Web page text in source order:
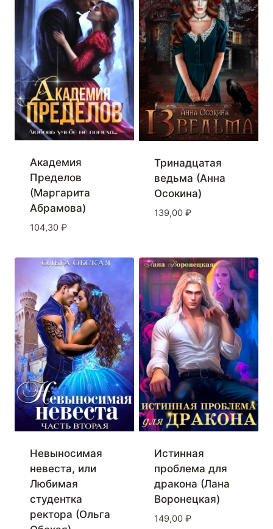
Академия
Пределов
(Маргарита
Абрамова)
104,30 ₽
Тринадцатая
ведьма (Анна
Осокина)
139,00 ₽
Невыносимая
невеста, или
Любимая
студентка
ректора (Ольга
Истинная
проблема для
дракона (Лана
Воронецкая)
149,00 ₽